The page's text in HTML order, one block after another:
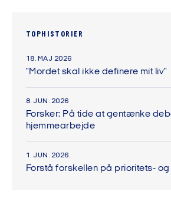
TOPHISTORIER
18. MAJ 2026
"Mordet skal ikke definere mit liv"
8. JUN. 2026
Forsker: På tide at gentænke
hjemmearbejde
1. JUN. 2026
Forstå forskellen på prioritets-